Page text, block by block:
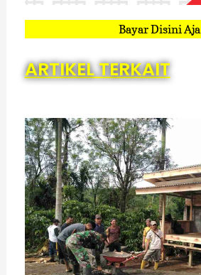
Bayar Disini Aja
ARTIKEL TERKAIT